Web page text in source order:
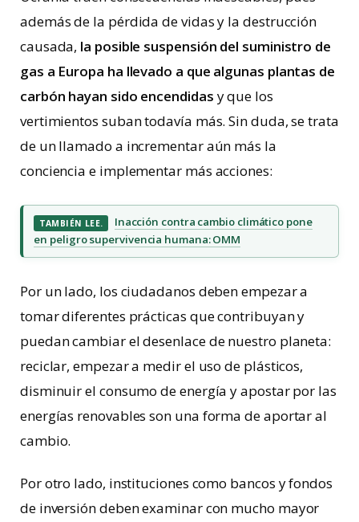
además de la pérdida de vidas y la destrucción
causada, la posible suspensión del suministro de
gas a Europa ha llevado a que algunas plantas de
carbón hayan sido encendidas y que los
vertimientos suban todavía más. Sin duda, se trata
de un llamado a incrementar aún más la
conciencia e implementar más acciones:
TAMBIÉN LEE.
Inacción contra cambio climático pone
en peligro supervivencia humana: OMM
Por un lado, los ciudadanos deben empezar a
tomar diferentes prácticas que contribuyan y
puedan cambiar el desenlace de nuestro planeta:
reciclar, empezar a medir el uso de plásticos,
disminuir el consumo de energía y apostar por las
energías renovables son una forma de aportar al
cambio.
Por otro lado, instituciones como bancos y fondos
de inversión deben examinar con mucho mayor